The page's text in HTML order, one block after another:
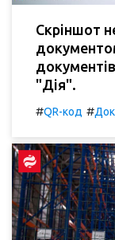
Скріншот
"Дія".
#QR-код #